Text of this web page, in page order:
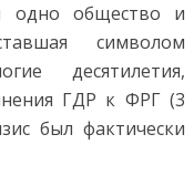
одно общество и
символом
десятилетия,
ГДР к ФРГ (3
был фактически